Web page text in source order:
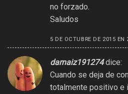
no forzado.
Saludos
5 DE OCTUBRE DE 2015 EN
darnaiz191274 dice:
Cuando se deja de
totalmente positivo e